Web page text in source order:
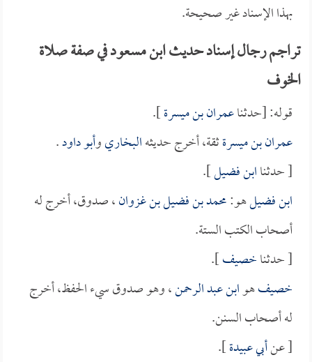
بهذا الإسناد غير صحيحة.
تراجم رجال إسناد حديث ابن مسعود في صفة صلاة
الخوف
قوله: [حدثناعمران بن ميسرة].
عمران بن ميسرةثقة، أخرج حديثهالبخاريوأبو داود.
[ حدثناابن فضيل].
ابن فضيلهو:محمد بن فضيل بن غزوان، صدوق، أخرج له
أصحاب الكتب الستة.
[ حدثناخصيف].
خصيفهوابن عبد الرحمن، وهو صدوق سيء الحفظ، أخرج
له أصحاب السنن.
[ عنأبي عبيدة].